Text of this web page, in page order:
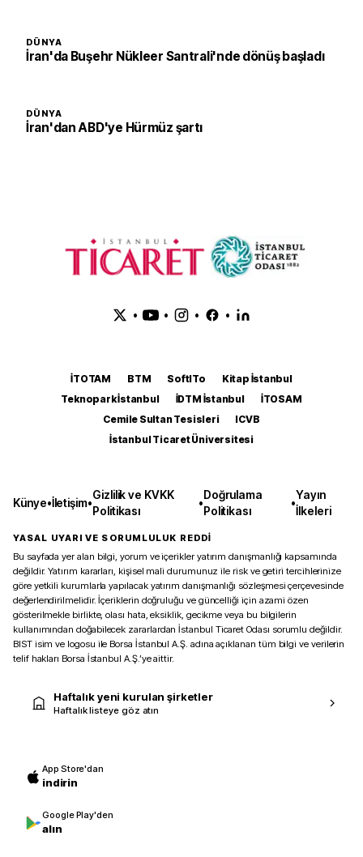
DÜNYA
İran'da Buşehr Nükleer Santrali'nde dönüş başladı
DÜNYA
İran'dan ABD'ye Hürmüz şartı
• • • •
İTOTAM BTM SoftITo
Kitap İstanbul
Teknopark İstanbul
İDTM İstanbul
İTOSAM
Cemile Sultan Tesisleri
ICVB
İstanbul Ticaret Üniversitesi
Künye•İletişim•
Gizlilik ve KVKK
Politikası
•
Doğrulama
Politikası
•
Yayın
İlkeleri
YASAL UYARI VE SORUMLULUK REDDİ
Bu sayfada yer alan bilgi, yorum ve içerikler yatırım danışmanlığı kapsamında
değildir. Yatırım kararları, kişisel mali durumunuz ile risk ve getiri tercihlerinize
göre yetkili kurumlarla yapılacak yatırım danışmanlığı sözleşmesi çerçevesinde
değerlendirilmelidir. İçeriklerin doğruluğu ve güncelliği için azami özen
gösterilmekle birlikte, olası hata, eksiklik, gecikme veya bu bilgilerin
kullanımından doğabilecek zararlardan İstanbul Ticaret Odası sorumlu değildir.
BIST isim ve logosu ile Borsa İstanbul A.Ş. adına açıklanan tüm bilgi ve verilerin
telif hakları Borsa İstanbul A.Ş.’ye aittir.
Haftalık yeni kurulan şirketler
Haftalık listeye göz atın
App Store'dan
indirin
Google Play'den
alın